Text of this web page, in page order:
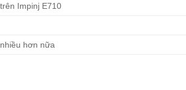
Impinj E710
hơn nữa